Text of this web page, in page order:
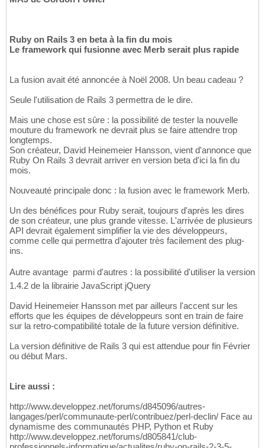
Ruby on Rails 3 en beta à la fin du mois
Le framework qui fusionne avec Merb serait plus rapide
La fusion avait été annoncée à Noël 2008. Un beau cadeau ?
Seule l'utilisation de Rails 3 permettra de le dire.
Mais une chose est sûre : la possibilité de tester la nouvelle
mouture du framework ne devrait plus se faire attendre trop
longtemps.
Son créateur, David Heinemeier Hansson, vient d'annonce que
Ruby On Rails 3 devrait arriver en version beta d'ici la fin du
mois.
Nouveauté principale donc : la fusion avec le framework Merb.
Un des bénéfices pour Ruby serait, toujours d'après les dires
de son créateur, une plus grande vitesse. L'arrivée de plusieurs
API devrait également simplifier la vie des développeurs,
comme celle qui permettra d'ajouter très facilement des plug-
ins.
Autre avantage  parmi d'autres : la possibilité d'utiliser la version
1.4.2 de la librairie JavaScript jQuery
David Heinemeier Hansson met par ailleurs l'accent sur les
efforts que les équipes de développeurs sont en train de faire
sur la retro-compatibilité totale de la future version définitive.
La version définitive de Rails 3 qui est attendue pour fin Février
ou début Mars.
Lire aussi :
http://www.developpez.net/forums/d845096/autres-
langages/perl/communaute-perl/contribuez/perl-declin/ Face au
dynamisme des communautés PHP, Python et Ruby
http://www.developpez.net/forums/d805841/club-